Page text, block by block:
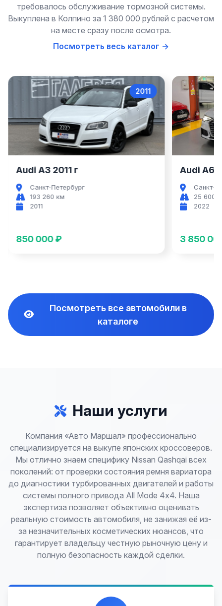
требовалось обслуживание тормозной системы.
Выкуплена в Колпино за 1 380 000 рублей с расчетом
на месте сразу после осмотра.
Посмотреть весь каталог →
Audi A3
2011
Audi A3 2011 г
Санкт-Петербург
193 260 км
2011
850 000 ₽
Audi A6
Санкт-
25 600
2022
3 850
Посмотреть все автомобили в
каталоге
Наши услуги
Компания «Авто Маршал» профессионально
специализируется на выкупе японских кроссоверов.
Мы отлично знаем специфику Nissan Qashqai всех
поколений: от проверки состояния ремня вариатора
до диагностики турбированных двигателей и работы
системы полного привода All Mode 4x4. Наша
экспертиза позволяет объективно оценивать
реальную стоимость автомобиля, не занижая её из-
за незначительных косметических нюансов, что
гарантирует владельцу честную рыночную цену и
полную безопасность каждой сделки.
Лучшие предложения по выкупу автомобилей,